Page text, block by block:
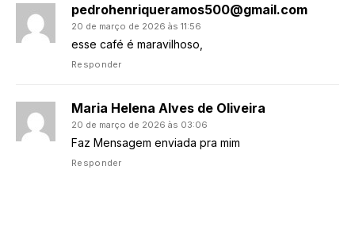
pedrohenriqueramos500@gmail.com
20 de março de 2026 às 11:56
esse café é maravilhoso,
Responder
Maria Helena Alves de Oliveira
20 de março de 2026 às 03:06
Faz Mensagem enviada pra mim
Responder